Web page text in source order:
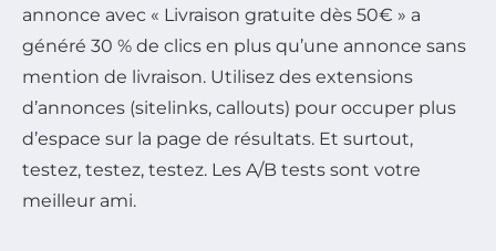
annonce avec « Livraison gratuite dès 50€ » a
généré 30 % de clics en plus qu’une annonce sans
mention de livraison. Utilisez des extensions
d’annonces (sitelinks, callouts) pour occuper plus
d’espace sur la page de résultats. Et surtout,
testez, testez, testez. Les A/B tests sont votre
meilleur ami.